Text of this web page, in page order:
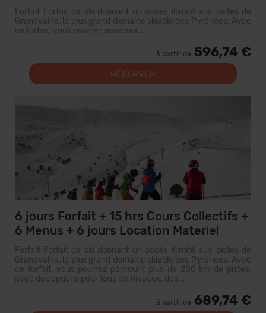
Forfait Forfait de ski donnant un accès illimité aux pistes de
Grandvalira, le plus grand domaine skiable des Pyrénées. Avec
ce forfait, vous pourrez parcourir...
à partir de 596,74 €
RÉSERVER
6 jours Forfait + 15 hrs Cours Collectifs +
6 Menus + 6 jours Location Materiel
Forfait Forfait de ski donnant un accès illimité aux pistes de
Grandvalira, le plus grand domaine skiable des Pyrénées. Avec
ce forfait, vous pourrez parcourir plus de 200 km de pistes,
avec des options pour tous les niveaux, des...
à partir de 689,74 €